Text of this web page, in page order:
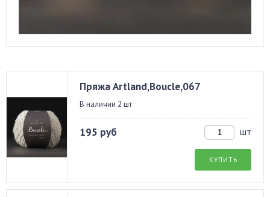
Пряжа Artland,Boucle,067
В наличии 2 шт
195 руб шт
КУПИТЬ